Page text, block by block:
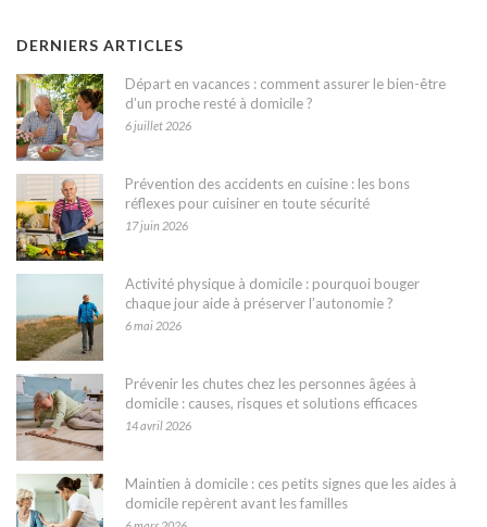
DERNIERS ARTICLES
Départ en vacances : comment assurer le bien-être
d’un proche resté à domicile ?
6 juillet 2026
Prévention des accidents en cuisine : les bons
réflexes pour cuisiner en toute sécurité
17 juin 2026
Activité physique à domicile : pourquoi bouger
chaque jour aide à préserver l’autonomie ?
6 mai 2026
Prévenir les chutes chez les personnes âgées à
domicile : causes, risques et solutions efficaces
14 avril 2026
Maintien à domicile : ces petits signes que les aides à
domicile repèrent avant les familles